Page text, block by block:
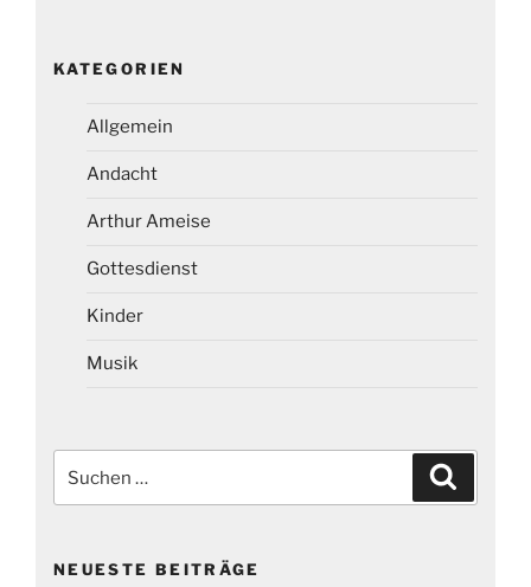
KATEGORIEN
Allgemein
Andacht
Arthur Ameise
Gottesdienst
Kinder
Musik
nach:
NEUESTE BEITRÄGE